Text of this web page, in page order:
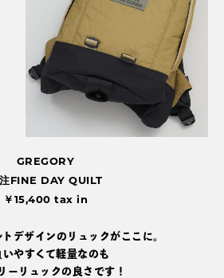
GREGORY
FINE DAY QUILT
￥15,400 tax in
デザインのリュックがここに。
いやすくて軽量なのも
ーリュックの良さです！